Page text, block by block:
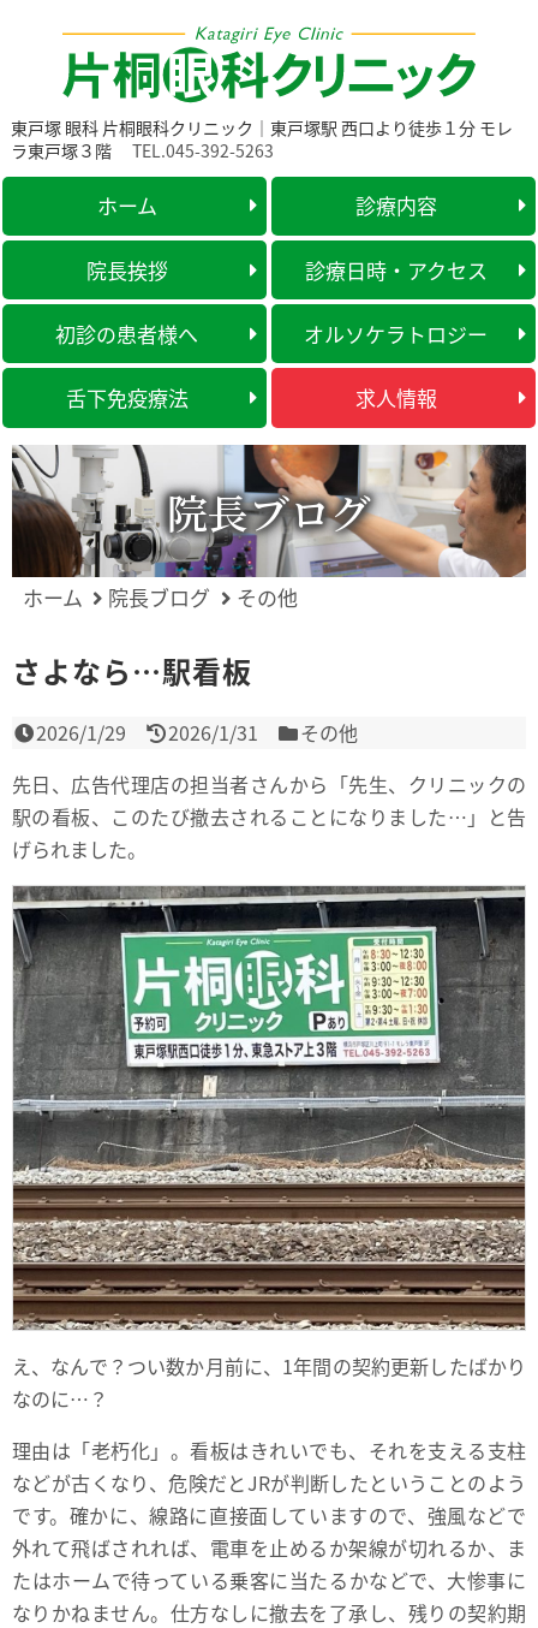
東戸塚 眼科 片桐眼科クリニック｜東戸塚駅 西口より徒歩１分 モレ
ラ東戸塚３階
TEL.045-392-5263
ホーム 診療内容
院長挨拶 診療日時・アクセス
初診の患者様へ オルソケラトロジー
舌下免疫療法 求人情報
院長ブログ
ホーム 院長ブログ その他
さよなら…駅看板
2026/1/29 2026/1/31
その他
先日、広告代理店の担当者さんから「先生、クリニックの
駅の看板、このたび撤去されることになりました…」と告
げられました。
え、なんで？つい数か月前に、1年間の契約更新したばかり
なのに…？
理由は「老朽化」。看板はきれいでも、それを支える支柱
などが古くなり、危険だとJRが判断したということのよう
です。確かに、線路に直接面していますので、強風などで
外れて飛ばされれば、電車を止めるか架線が切れるか、ま
たはホームで待っている乗客に当たるかなどで、大惨事に
なりかねません。仕方なしに撤去を了承し、残りの契約期